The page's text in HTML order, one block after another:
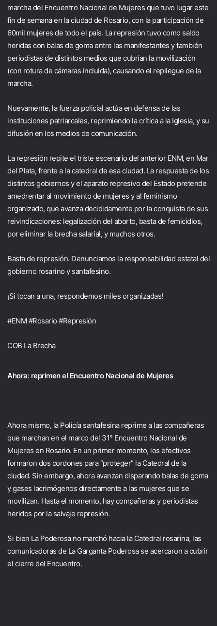
marcha del Encuentro Nacional de Mujeres que tuvo lugar este
fin de semana en la ciudad de Rosario, con la participación de
60mil mujeres de todo el país. La represión tuvo como saldo
heridas con balas de goma entre las manifestantes y también
periodistas de distintos medios que cubrían la movilización
(con rotura de cámaras incluida), causando el repliegue de la
marcha.
Nuevamente, la fuerza policial actúa en defensa de las
instituciones patriarcales, reprimiendo la crítica a la Iglesia, y su
difusión en los medios de comunicación.
La represión repite el triste escenario del anterior ENM, en Mar
del Plata, frente a la catedral de esa ciudad. La respuesta de los
distintos gobiernos y el aparato represivo del Estado pretende
amedrentar al movimiento de mujeres y al feminismo
organizado, que avanza decididamente por la conquista de sus
reivindicaciones: legalización del aborto, basta de femicidios,
por eliminar la brecha salarial, y muchos otros.
Basta de represión. Denunciamos la responsabilidad estatal del
gobierno rosarino y santafesino.
¡Si tocan a una, respondemos miles organizadas!
#ENM #Rosario #Represión
COB La Brecha
Ahora: reprimen el Encuentro Nacional de Mujeres
Ahora mismo, la Policía santafesina reprime a las compañeras
que marchan en el marco del 31° Encuentro Nacional de
Mujeres en Rosario. En un primer momento, los efectivos
formaron dos cordones para “proteger” la Catedral de la
ciudad. Sin embargo, ahora avanzan disparando balas de goma
y gases lacrimógenos directamente a las mujeres que se
movilizan. Hasta el momento, hay compañeras y periodistas
heridos por la salvaje represión.
Si bien La Poderosa no marchó hacia la Catedral rosarina, las
comunicadoras de La Garganta Poderosa se acercaron a cubrir
el cierre del Encuentro.